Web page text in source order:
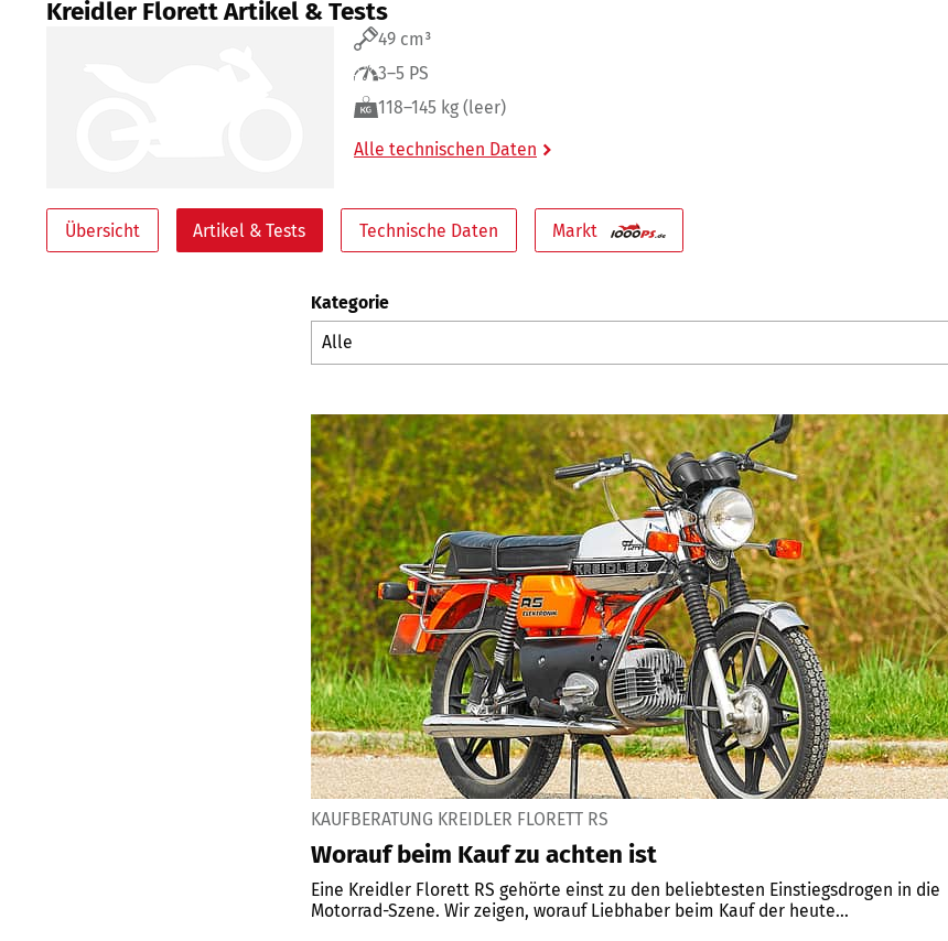
Kreidler Florett Artikel & Tests
49 cm³
3–5 PS
118–145 kg (leer)
Alle technischen Daten
Übersicht Artikel & Tests Technische Daten Markt
Kategorie
KAUFBERATUNG KREIDLER FLORETT RS
Worauf beim Kauf zu achten ist
Eine Kreidler Florett RS gehörte einst zu den beliebtesten Einstiegsdrogen in die
Motorrad-Szene. Wir zeigen, worauf Liebhaber beim Kauf der heute...